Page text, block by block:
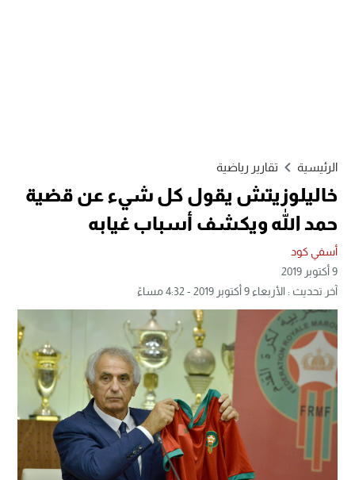
الرئيسية تقارير رياضية
خاليلوزيتش يقول كل شيء عن قضية
حمد الله ويكشف أسباب غيابه
أسفي كود
9 أكتوبر 2019
آخر تحديث : الأربعاء 9 أكتوبر 2019 - 4:32 مساءً